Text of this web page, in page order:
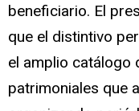
beneficiario. El
que el distintivo
el amplio catálogo
patrimoniales que